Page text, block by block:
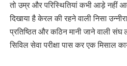
तो उम्र और परिस्थितियां कभी आड़े नहीं
दिखाया है केरल की रहने वाली निसा
प्रतिष्ठित और कठिन मानी जाने वाली
सिविल सेवा परीक्षा पास कर एक मिसाल